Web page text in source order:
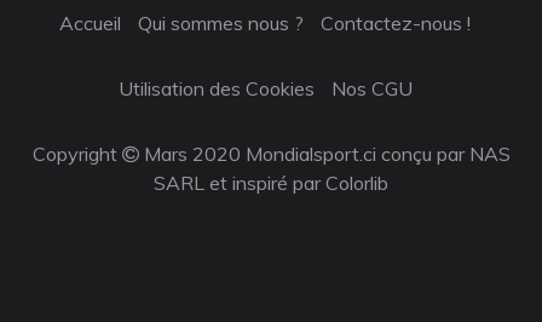
Accueil Qui sommes nous ? Contactez-nous !
Utilisation des Cookies Nos CGU
Copyright
Mars 2020 Mondialsport.ci conçu par NAS
SARL et inspiré parColorlib